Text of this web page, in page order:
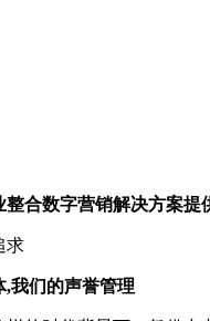
整合数字营销解决方案提
求
我们的声誉管理